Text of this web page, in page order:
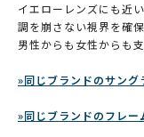
イエローレンズにも近
調を崩さない視界を確
男性からも女性からも
»同じブランドのサング
»同じブランドのフレー